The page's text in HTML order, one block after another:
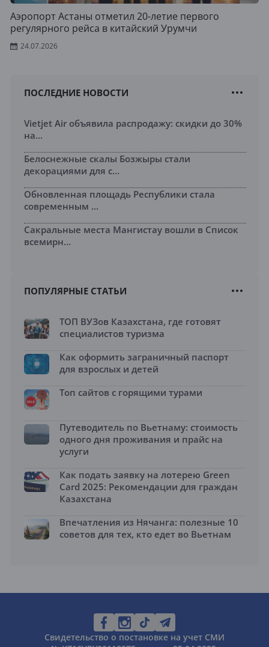
Аэропорт Астаны отметил 20-летие первого
регулярного рейса в китайский Урумчи
24.07.2026
ПОСЛЕДНИЕ НОВОСТИ
Vietjet Air объявила распродажу: скидки до 30%
на...
Белоснежные скалы Бозжыры стали
декорациями для с...
Обновленная площадь Республики стала
современным ...
Сакральные места Мангистау вошли в Список
всемирн...
ПОПУЛЯРНЫЕ СТАТЬИ
ТОП ВУЗов Казахстана, где готовят
специалистов туризма
Как оформить заграничный паспорт
для взрослых и детей
Топ сайтов с горящими турами
Путеводитель по Вьетнаму: стоимость
одного дня проживания и прайс на
услуги
Как подать заявку на лотерею Green
Card 2025: Рекомендации для граждан
Казахстана
Впечатления из Нячанга: полезные 10
советов для тех, кто едет во Вьетнам
Свидетельство о постановке на учет СМИ